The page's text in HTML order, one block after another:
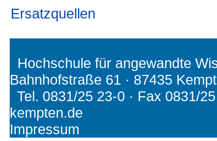
Ersatzquellen
Hochschule für angewandte
Bahnhofstraße 61 · 87435
Tel. 0831/25 23-0 · Fax 0831/
kempten.de
Impressum